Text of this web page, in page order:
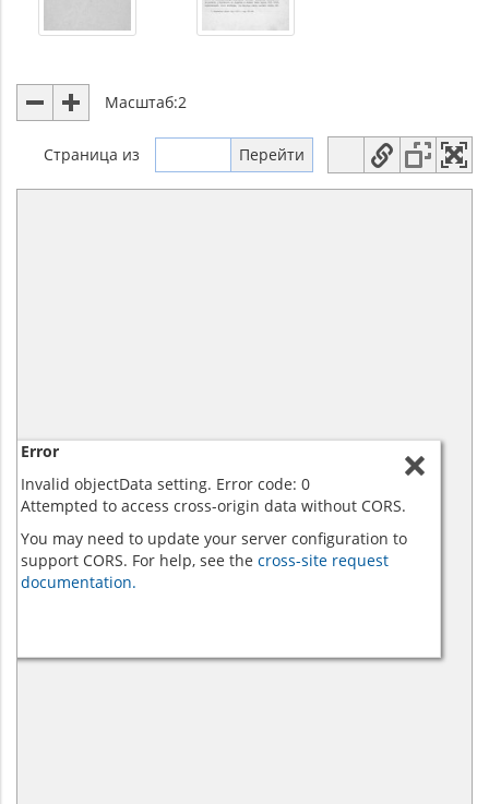
Масштаб:2
Страница из
Error
Invalid objectData setting. Error code: 0
Attempted to access cross-origin data without CORS.
You may need to update your server configuration to
support CORS. For help, see the cross-site request
documentation.